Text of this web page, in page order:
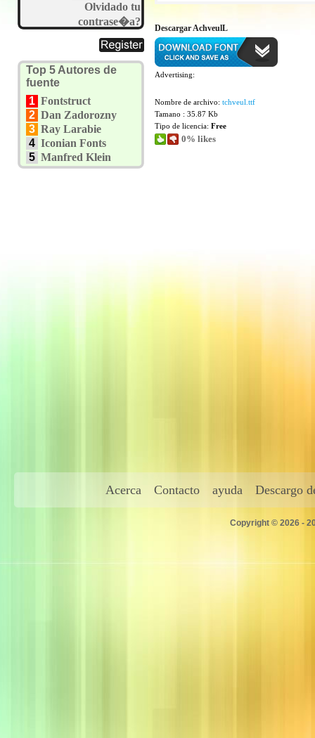
Olvidado tu
contrase�a?
Top 5 Autores de
fuente
1 Fontstruct
2 Dan Zadorozny
3 Ray Larabie
4 Iconian Fonts
5 Manfred Klein
Descargar AchveulL
Advertising:
Nombre de archivo: tchveul.ttf
Tamano : 35.87 Kb
Tipo de licencia: Free
0% likes
Acerca Contacto ayuda Descargo
Copyright © 2026 -